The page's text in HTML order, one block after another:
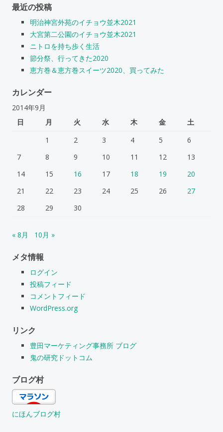
最近の投稿
明治神宮外苑のイチョウ並木2021
大宮第二公園のイチョウ並木2021
ニトロを持ち歩く生活
節分祭、行ってきた2020
恵方巻＆恵方巻スイーツ2020、買ってみた
カレンダー
2014年9月
日
月 火 水 木 金
土
1
2 3 4 5
6
7
8 9 10 11 12
13
14
15 16 17 18 19
20
21
22 23 24 25 26
27
28
29 30
« 8月 10月 »
メタ情報
ログイン
投稿フィード
コメントフィード
WordPress.org
リンク
豊田マーケティング事務所 ブログ
鬼の研究ドットコム
ブログ村
にほんブログ村